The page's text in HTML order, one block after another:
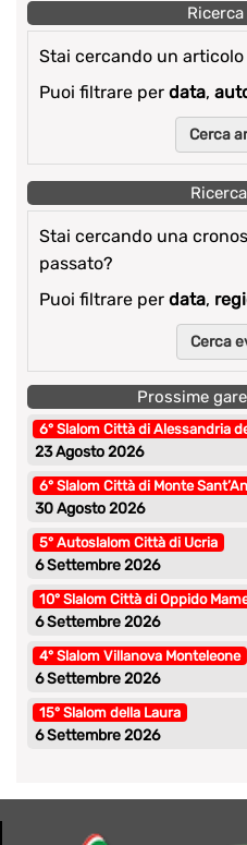
Stai cercando un articolo
Puoi filtrare per data,
Cerca
Stai cercando una
passato?
Puoi filtrare per data,
Cerca
Prossime
6° Slalom Città di Alessandria
23 Agosto 2026
6° Slalom Città di Monte
30 Agosto 2026
5° Autoslalom Città di Ucria
6 Settembre 2026
10° Slalom Città di Oppido
6 Settembre 2026
4° Slalom Villanova Monteleone
6 Settembre 2026
15° Slalom della Laura
6 Settembre 2026